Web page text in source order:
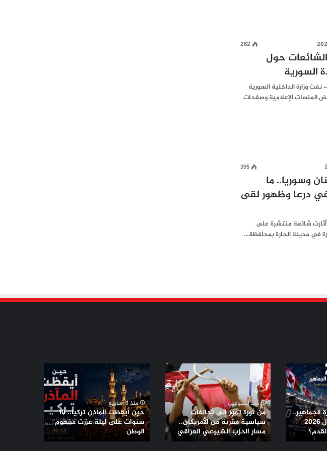
262
حول
السورية
وزارة الداخلية السورية
المنصات الإعلامية وصفحات
395
وسوريا.. ما
درعا وظهور لقى
شائعة منتشرة على
في مدينة الحارة بمحافظة…
الجماهير..
لماذا سيبقى مونديال 2026
من
ثورة
تموز
إلى
تحالفات
سياسية
مقربة
من
منذ أسبوعين
من ثورة تموز إلى تحالفات
سياسية مقربة من الأمريكان..
مسار الحزب الشيوعي العراقي
حين
أيقظت
المآذن
تركيا..
10
سنوات
على
ليلة
منذ 3 أسابيع
حين أيقظت المآذن تركيا.. 10
سنوات على ليلة عززت مفهوم
الوطن